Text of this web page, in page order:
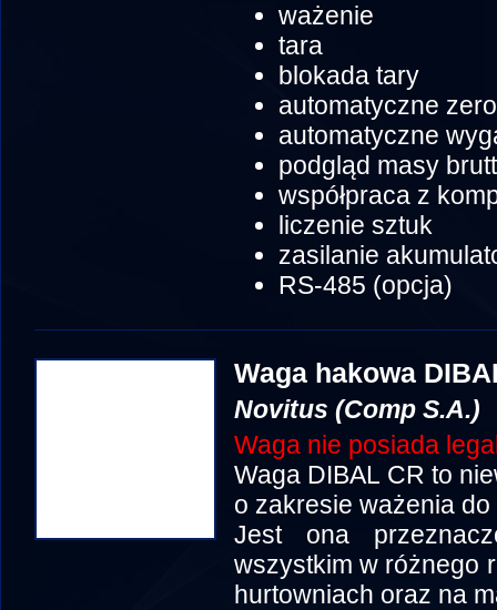
ważenie
tara
blokada tary
automatyczne
automatyczne
podgląd masy
współpraca z
liczenie sztuk
zasilanie
RS-485 (opcja)
Waga hakowa
Novitus (Comp S.A.)
Waga nie posiada
Waga DIBAL CR to
o zakresie ważenia
Jest ona
wszystkim w różnego
hurtowniach oraz na